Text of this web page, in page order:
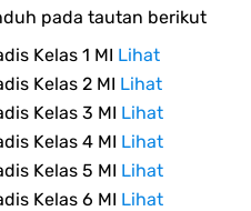
pada tautan berikut
Kelas 1 MI Lihat
Kelas 2 MI Lihat
Kelas 3 MI Lihat
Kelas 4 MI Lihat
Kelas 5 MI Lihat
Kelas 6 MI Lihat